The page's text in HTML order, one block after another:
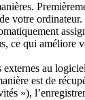
votre
ce qui améliore
au
est de
»),